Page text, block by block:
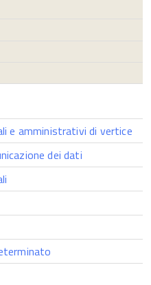
e amministrativi di vertice
dei dati